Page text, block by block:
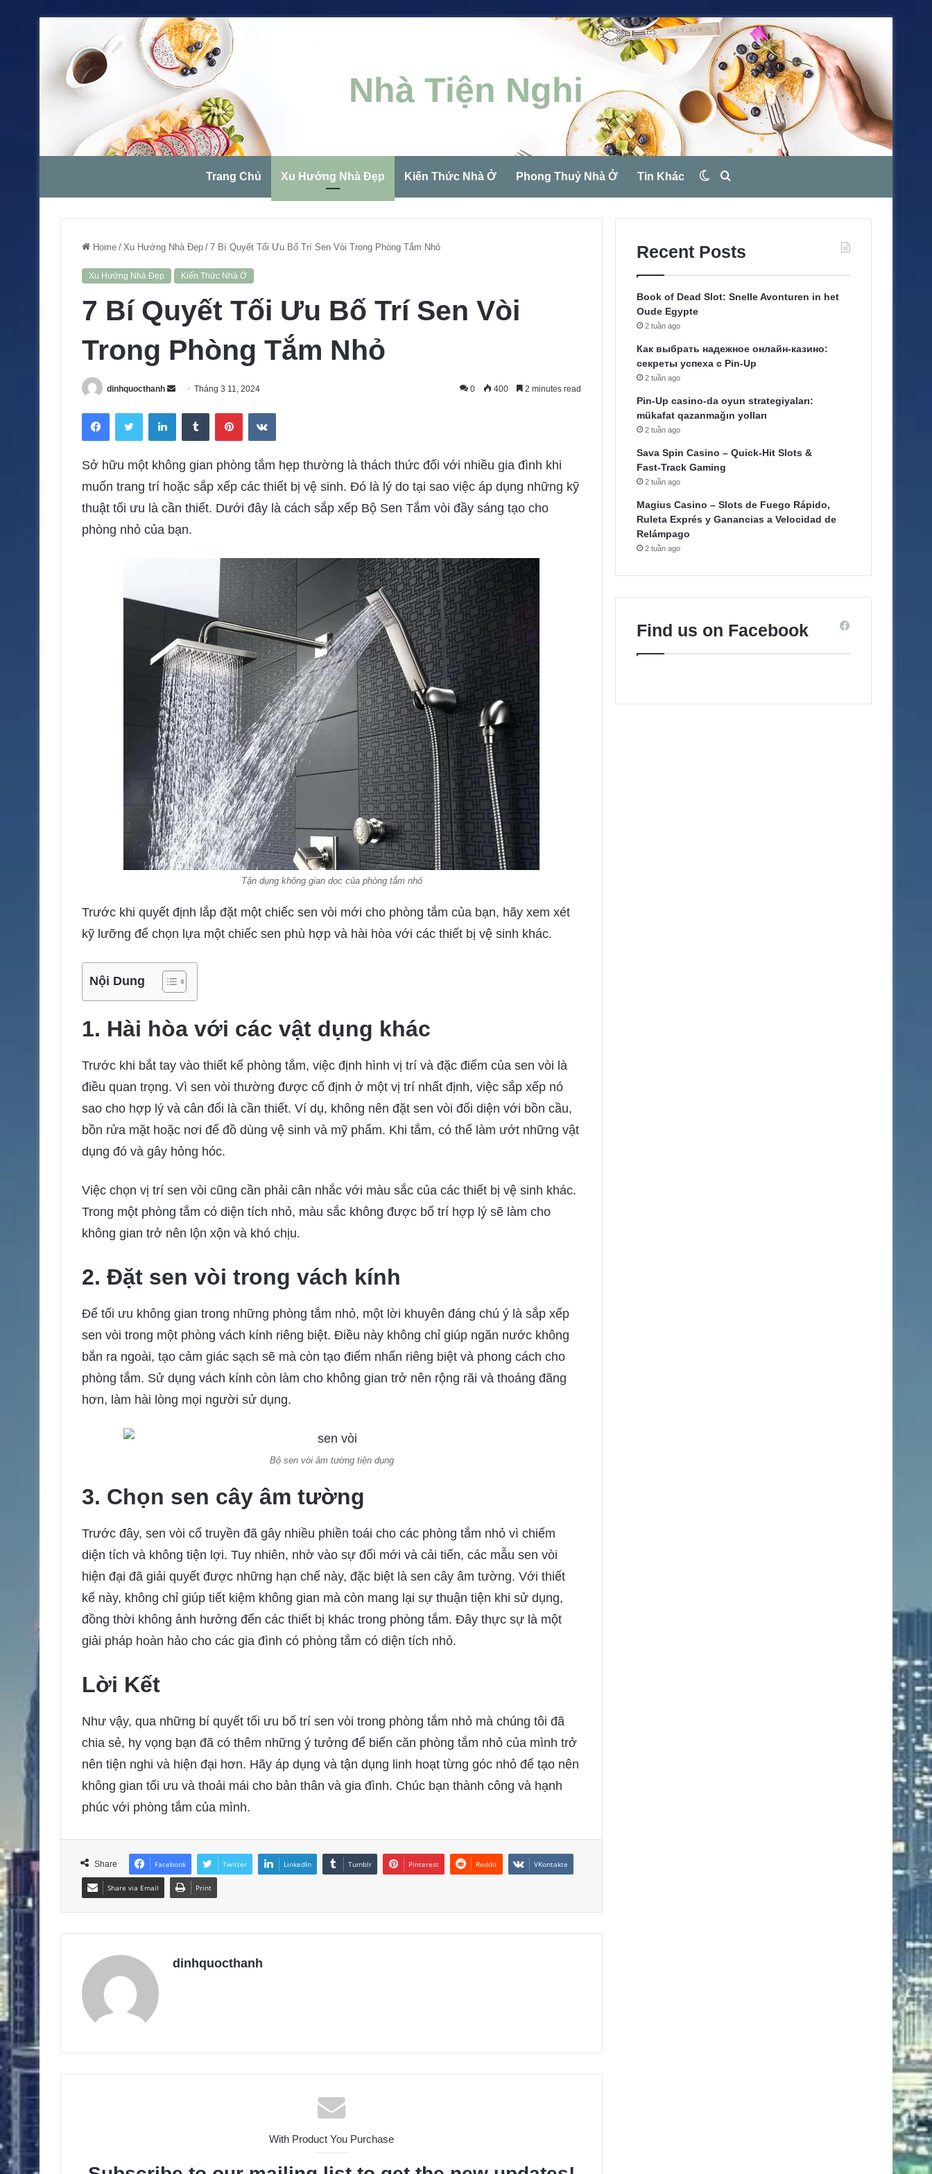
Nhà Tiện Nghi
Trang Chủ Xu Hướng Nhà Đẹp Kiến Thức Nhà Ở Phong Thuỷ Nhà Ở Tin Khác
for
Switch
skin
Home / Xu Hướng Nhà Đẹp / 7 Bí Quyết Tối Ưu Bố Trí Sen Vòi Trong Phòng Tắm Nhỏ
Xu Hướng Nhà Đẹp Kiến Thức Nhà Ở
7 Bí Quyết Tối Ưu Bố Trí Sen Vòi
Trong Phòng Tắm Nhỏ
dinhquocthanh
d
n
e
m
Tháng 3 11, 2024 0 400 2 minutes read
Sở hữu một không gian phòng tắm hẹp thường là thách thức đối với nhiều gia đình khi
muốn trang trí hoặc sắp xếp các thiết bị vệ sinh. Đó là lý do tại sao việc áp dụng những kỹ
thuật tối ưu là cần thiết. Dưới đây là cách sắp xếp Bộ Sen Tắm vòi đầy sáng tạo cho
phòng nhỏ của bạn.
Tận dụng không gian dọc của phòng tắm nhỏ
Trước khi quyết định lắp đặt một chiếc sen vòi mới cho phòng tắm của bạn, hãy xem xét
kỹ lưỡng để chọn lựa một chiếc sen phù hợp và hài hòa với các thiết bị vệ sinh khác.
Nội Dung
1. Hài hòa với các vật dụng khác
Trước khi bắt tay vào thiết kế phòng tắm, việc định hình vị trí và đặc điểm của sen vòi là
điều quan trọng. Vì sen vòi thường được cố định ở một vị trí nhất định, việc sắp xếp nó
sao cho hợp lý và cân đối là cần thiết. Ví dụ, không nên đặt sen vòi đối diện với bồn cầu,
bồn rửa mặt hoặc nơi để đồ dùng vệ sinh và mỹ phẩm. Khi tắm, có thể làm ướt những vật
dụng đó và gây hỏng hóc.
Việc chọn vị trí sen vòi cũng cần phải cân nhắc với màu sắc của các thiết bị vệ sinh khác.
Trong một phòng tắm có diện tích nhỏ, màu sắc không được bố trí hợp lý sẽ làm cho
không gian trở nên lộn xộn và khó chịu.
2. Đặt sen vòi trong vách kính
Để tối ưu không gian trong những phòng tắm nhỏ, một lời khuyên đáng chú ý là sắp xếp
sen vòi trong một phòng vách kính riêng biệt. Điều này không chỉ giúp ngăn nước không
bắn ra ngoài, tạo cảm giác sạch sẽ mà còn tạo điểm nhấn riêng biệt và phong cách cho
phòng tắm. Sử dụng vách kính còn làm cho không gian trở nên rộng rãi và thoáng đãng
hơn, làm hài lòng mọi người sử dụng.
Bộ sen vòi âm tường tiện dụng
3. Chọn sen cây âm tường
Trước đây, sen vòi cổ truyền đã gây nhiều phiền toái cho các phòng tắm nhỏ vì chiếm
diện tích và không tiện lợi. Tuy nhiên, nhờ vào sự đổi mới và cải tiến, các mẫu sen vòi
hiện đại đã giải quyết được những hạn chế này, đặc biệt là sen cây âm tường. Với thiết
kế này, không chỉ giúp tiết kiệm không gian mà còn mang lại sự thuận tiện khi sử dụng,
đồng thời không ảnh hưởng đến các thiết bị khác trong phòng tắm. Đây thực sự là một
giải pháp hoàn hảo cho các gia đình có phòng tắm có diện tích nhỏ.
Lời Kết
Như vậy, qua những bí quyết tối ưu bố trí sen vòi trong phòng tắm nhỏ mà chúng tôi đã
chia sẻ, hy vọng bạn đã có thêm những ý tưởng để biến căn phòng tắm nhỏ của mình trở
nên tiện nghi và hiện đại hơn. Hãy áp dụng và tận dụng linh hoạt từng góc nhỏ để tạo nên
không gian tối ưu và thoải mái cho bản thân và gia đình. Chúc bạn thành công và hạnh
phúc với phòng tắm của mình.
Share Facebook Twitter LinkedIn Tumblr Pinterest Reddit VKontakte
Share via Email Print
dinhquocthanh
With Product You Purchase
Recent Posts
Book of Dead Slot: Snelle Avonturen in het
Oude Egypte
2 tuần ago
Как выбрать надежное онлайн-казино:
секреты успеха с Pin-Up
2 tuần ago
Pin-Up casino-da oyun strategiyaları:
mükafat qazanmağın yolları
2 tuần ago
Sava Spin Casino – Quick‑Hit Slots &
Fast‑Track Gaming
2 tuần ago
Magius Casino – Slots de Fuego Rápido,
Ruleta Exprés y Ganancias a Velocidad de
Relámpago
2 tuần ago
Find us on Facebook